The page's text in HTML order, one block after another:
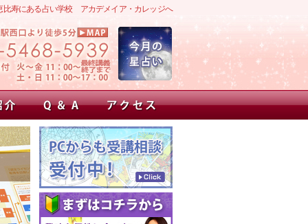
比寿にある占い学校 アカデメイア・カレッジへ